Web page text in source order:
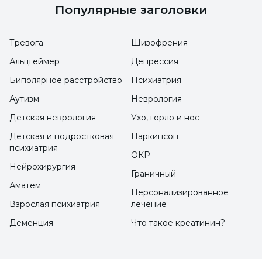
обкусывания ногтей?
Существует множество причин. Точная
причина возникновения этой привычки,
вызывающих это состояние, продолжаются,
и предполагается, что некоторые ситуации
могут быть вызваны определенными
Причины болезни обкусывания ногтей
Популярные заголовки
Тревога
Альцгеймер
Биполярное расстройство
Аутизм
Детская неврология
Шизофрения
Депрессия
Психиатрия
Неврология
Ухо, горло и нос
Детская и подростковая
психиатрия
Нейрохирургия
Аматем
Взрослая психиатрия
Деменция
Паркинсон
ОКР
Граничный
Персонализированное
лечение
Что такое креатинин?